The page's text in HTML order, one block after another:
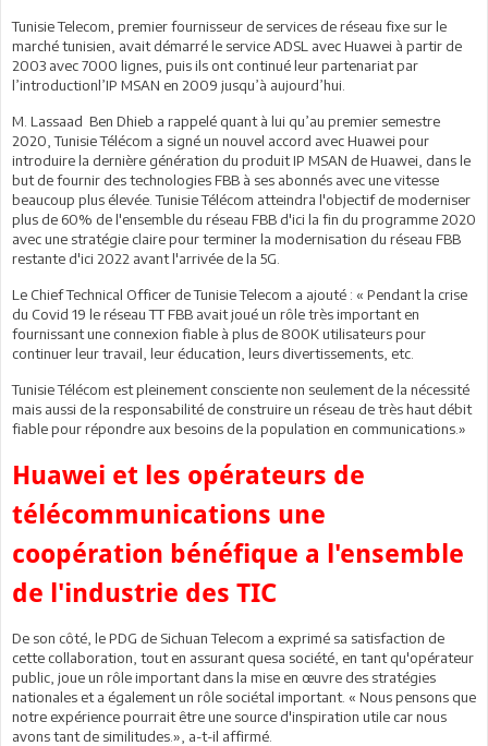
Tunisie Telecom, premier fournisseur de services de réseau fixe sur le
marché tunisien, avait démarré le service ADSL avec Huawei à partir de
2003 avec 7000 lignes, puis ils ont continué leur partenariat par
l’introductionl’IP MSAN en 2009 jusqu’à aujourd’hui.
M. Lassaad Ben Dhieb a rappelé quant à lui qu’au premier semestre
2020, Tunisie Télécom a signé un nouvel accord avec Huawei pour
introduire la dernière génération du produit IP MSAN de Huawei, dans le
but de fournir des technologies FBB à ses abonnés avec une vitesse
beaucoup plus élevée. Tunisie Télécom atteindra l'objectif de moderniser
plus de 60% de l'ensemble du réseau FBB d'ici la fin du programme 2020
avec une stratégie claire pour terminer la modernisation du réseau FBB
restante d'ici 2022 avant l'arrivée de la 5G.
Le Chief Technical Officer de Tunisie Telecom a ajouté : « Pendant la crise
du Covid 19 le réseau TT FBB avait joué un rôle très important en
fournissant une connexion fiable à plus de 800K utilisateurs pour
continuer leur travail, leur éducation, leurs divertissements, etc.
Tunisie Télécom est pleinement consciente non seulement de la nécessité
mais aussi de la responsabilité de construire un réseau de très haut débit
fiable pour répondre aux besoins de la population en communications.»
Huawei et les opérateurs de
télécommunications une
coopération bénéfique a l'ensemble
de l'industrie des TIC
De son côté, le PDG de Sichuan Telecom a exprimé sa satisfaction de
cette collaboration, tout en assurant quesa société, en tant qu'opérateur
public, joue un rôle important dans la mise en œuvre des stratégies
nationales et a également un rôle sociétal important. « Nous pensons que
notre expérience pourrait être une source d'inspiration utile car nous
avons tant de similitudes.», a-t-il affirmé.